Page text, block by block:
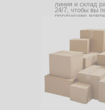
линия и склад
24/7, чтобы вы
продукцию